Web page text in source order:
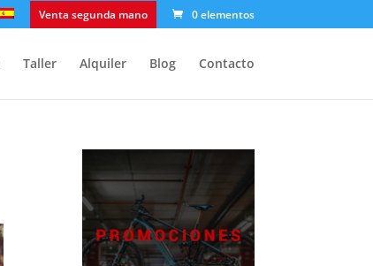
Venta segunda mano 0 elementos
Taller Alquiler Blog Contacto